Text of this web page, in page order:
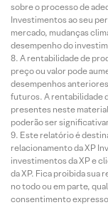
sobre o processo de
Investimentos ao seu
mercado, mudanças
desempenho do
A rentabilidade de
preço ou valor pode
desempenhos
futuros. A rentabilidade
presentes neste
poderão ser
Este relatório é
relacionamento da XP
investimentos da XP e
da XP. Fica proibida sua
no todo ou em parte,
consentimento